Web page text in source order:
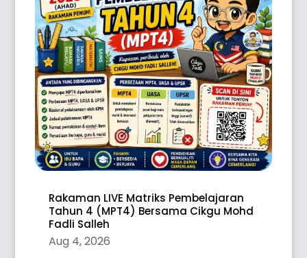
Rakaman LIVE Matriks Pembelajaran
Tahun 4 (MPT4) Bersama Cikgu Mohd
Fadli Salleh
Aug 4, 2026